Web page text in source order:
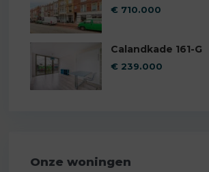
€ 710.000
Calandkade 161-G
€ 239.000
Onze woningen